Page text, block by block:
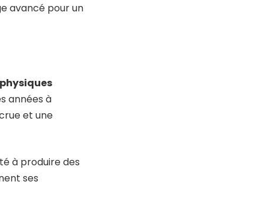
avancé pour un
années à
et une
à produire des
ses